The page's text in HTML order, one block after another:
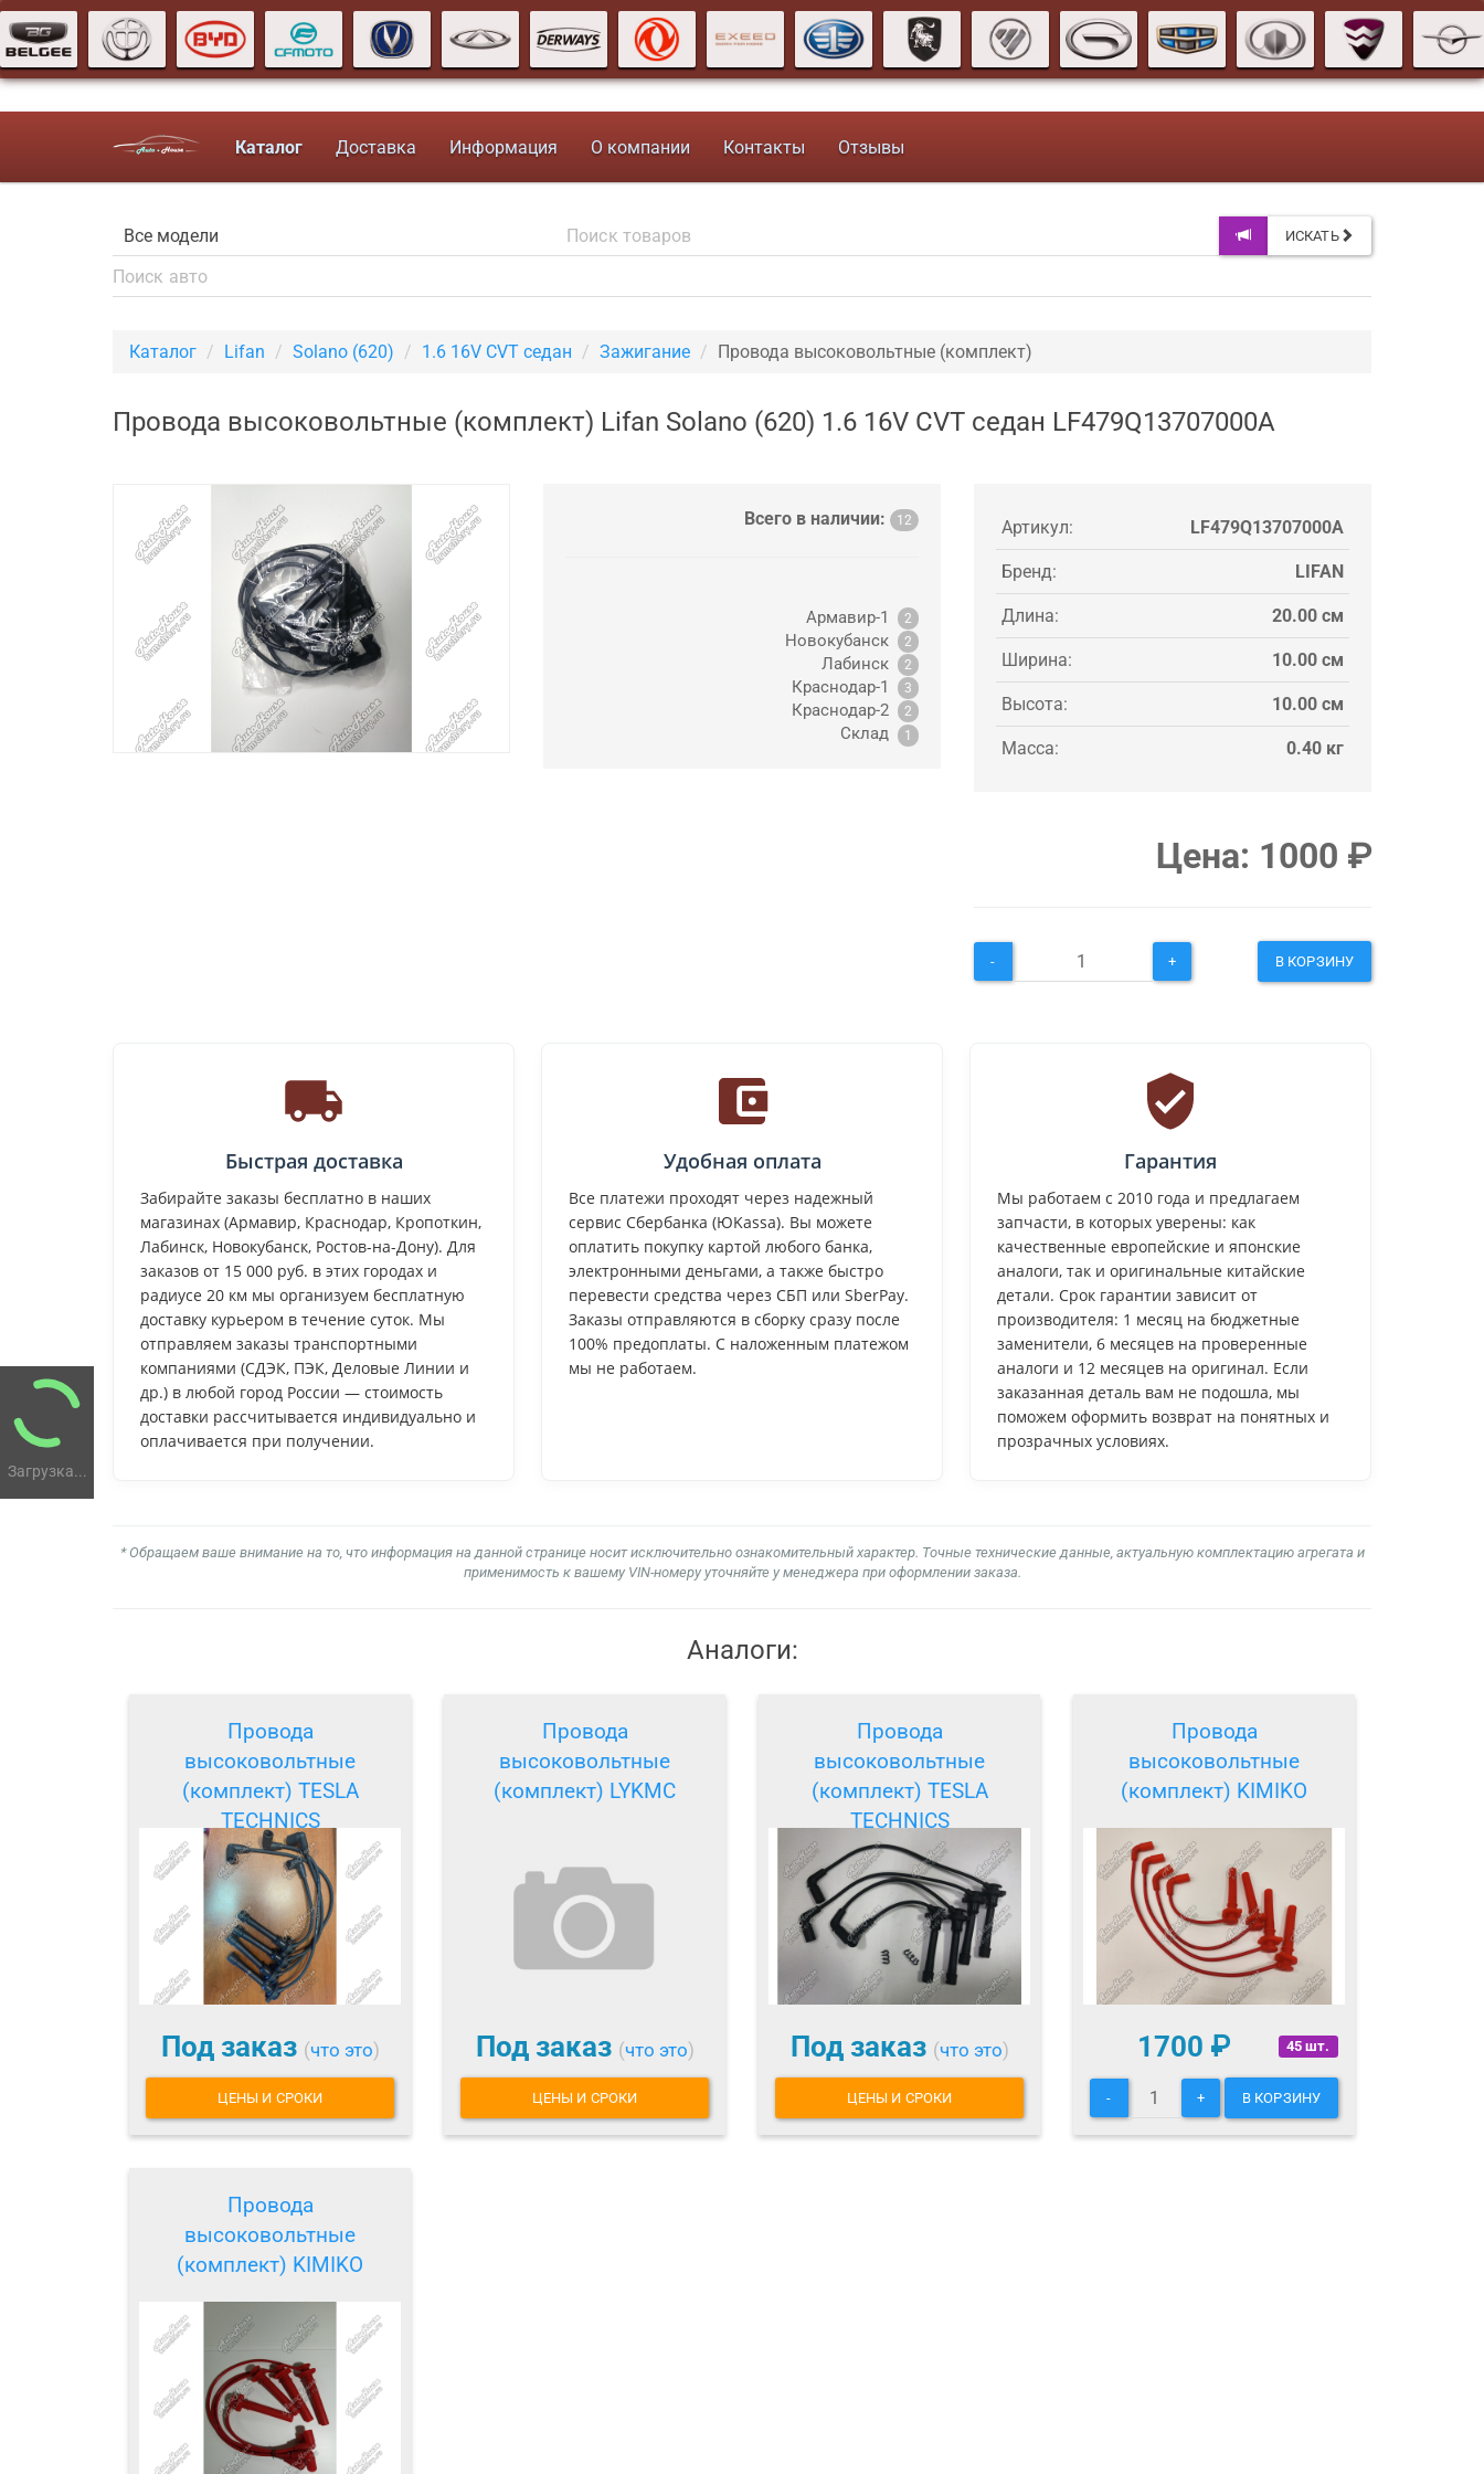
Загрузка...
Каталог Доставка Информация О компании Контакты Отзывы
ИСКАТЬ
Каталог Lifan Solano (620) 1.6 16V CVT седан Зажигание Провода высоковольтные (комплект)
Провода высоковольтные (комплект) Lifan Solano (620) 1.6 16V CVT седан LF479Q13707000A
Всего в наличии: 12
Армавир-1 2
Новокубанск 2
Лабинск 2
Краснодар-1 3
Краснодар-2 2
Склад 1
Артикул: LF479Q13707000A
Бренд: LIFAN
Длина: 20.00 см
Ширина: 10.00 см
Высота: 10.00 см
Масса: 0.40 кг
Цена: 1000 ₽
- + В КОРЗИНУ
Быстрая доставка
Забирайте заказы бесплатно в наших
магазинах (Армавир, Краснодар, Кропоткин,
Лабинск, Новокубанск, Ростов-на-Дону). Для
заказов от 15 000 руб. в этих городах и
радиусе 20 км мы организуем бесплатную
доставку курьером в течение суток. Мы
отправляем заказы транспортными
компаниями (СДЭК, ПЭК, Деловые Линии и
др.) в любой город России — стоимость
доставки рассчитывается индивидуально и
оплачивается при получении.
Удобная оплата
Все платежи проходят через надежный
сервис Сбербанка (ЮKassa). Вы можете
оплатить покупку картой любого банка,
электронными деньгами, а также быстро
перевести средства через СБП или SberPay.
Заказы отправляются в сборку сразу после
100% предоплаты. С наложенным платежом
мы не работаем.
Гарантия
Мы работаем с 2010 года и предлагаем
запчасти, в которых уверены: как
качественные европейские и японские
аналоги, так и оригинальные китайские
детали. Срок гарантии зависит от
производителя: 1 месяц на бюджетные
заменители, 6 месяцев на проверенные
аналоги и 12 месяцев на оригинал. Если
заказанная деталь вам не подошла, мы
поможем оформить возврат на понятных и
прозрачных условиях.
* Обращаем ваше внимание на то, что информация на данной странице носит исключительно ознакомительный характер. Точные технические данные, актуальную комплектацию агрегата и
применимость к вашему VIN-номеру уточняйте у менеджера при оформлении заказа.
Аналоги:
Провода
высоковольтные
(комплект) TESLA
TECHNICS
Под заказ (что это)
ЦЕНЫ И СРОКИ
Провода
высоковольтные
(комплект) LYKMC
Под заказ (что это)
ЦЕНЫ И СРОКИ
Провода
высоковольтные
(комплект) TESLA
TECHNICS
Под заказ (что это)
ЦЕНЫ И СРОКИ
Провода
высоковольтные
(комплект) KIMIKO
45 шт.
1700 ₽
- + В КОРЗИНУ
Провода
высоковольтные
(комплект) KIMIKO